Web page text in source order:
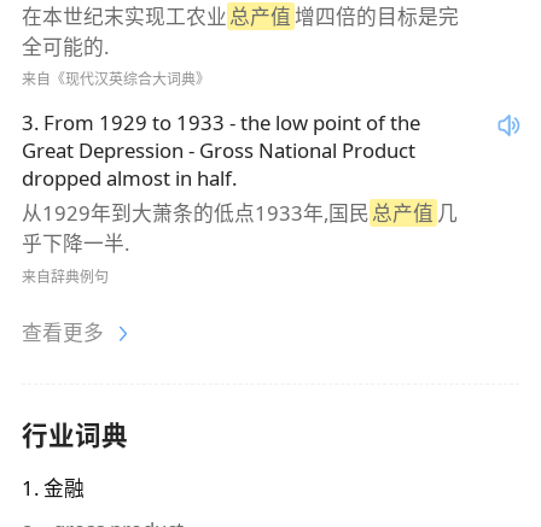
在本世纪末实现工农业总产值 增四倍的目标是完
全可能的.
来自《现代汉英综合大词典》
3. From 1929 to 1933 - the low point of the
Great Depression - Gross National Product
dropped almost in half.
从1929年到大萧条的低点1933年,国民总产值 几
乎下降一半.
来自辞典例句
查看更多
行业词典
1 .金融